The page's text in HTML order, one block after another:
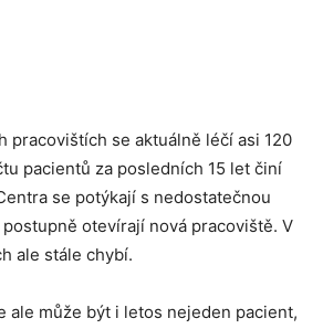
pracovištích se aktuálně léčí asi 120
pacientů za posledních 15 let činí
se potýkají s nedostatečnou
otevírají nová pracoviště. V
ale stále chybí.
ale může být i letos nejeden pacient,